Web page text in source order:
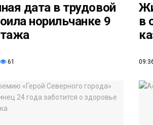
дата в трудовой
норильчанке 9
61
в